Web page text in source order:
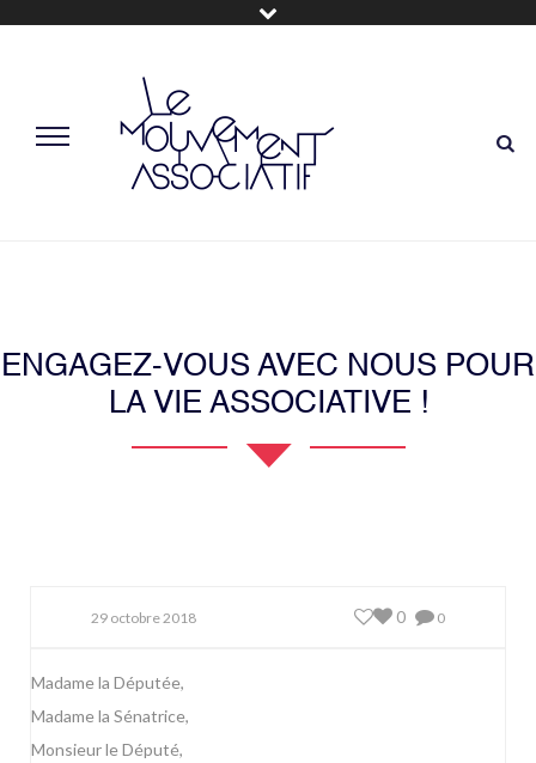
ENGAGEZ-VOUS AVEC NOUS POUR
LA VIE ASSOCIATIVE !
29 octobre 2018 0
0
Madame la Députée,
Madame la Sénatrice,
Monsieur le Député,